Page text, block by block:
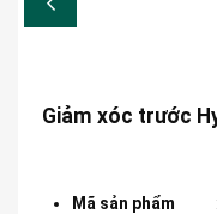
Giảm xóc trước
Mã sản phẩm :